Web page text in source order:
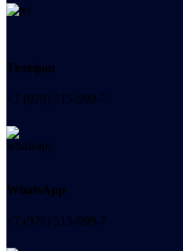
Телефон
+7 (978) 515-999-7
WhatsApp
+7 (978) 515-999-7